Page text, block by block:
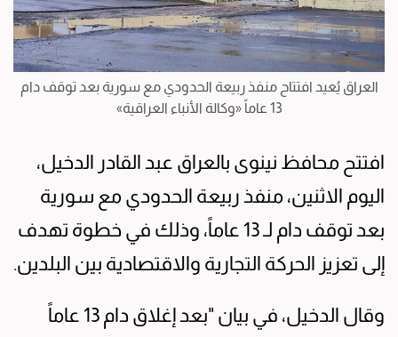
العراق يُعيد افتتاح منفذ ربيعة الحدودي مع سورية بعد توقف دام
13 عاماً «وكالة الأنباء العراقية»
افتتح محافظ نينوى بالعراق عبد القادر الدخيل،
اليوم الاثنين، منفذ ربيعة الحدودي مع سورية
بعد توقف دام لـ 13 عاماً، وذلك في خطوة تهدف
إلى تعزيز الحركة التجارية والاقتصادية بين البلدين.
وقال الدخيل، في بيان "بعد إغلاق دام 13 عاماً